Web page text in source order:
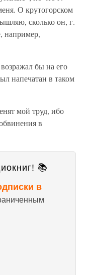
О крутогорском
сколько он, г.
например,
бы на его
напечатан в таком
мой труд, ибо
в
📚
в